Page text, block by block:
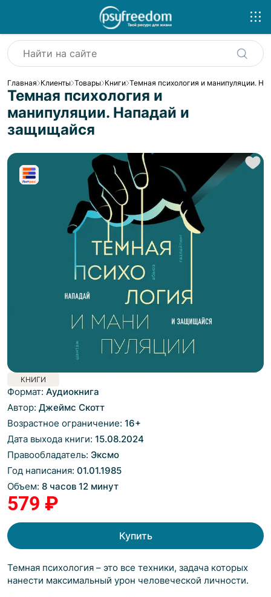
Главная Клиенты Товары Книги Темная психология и манипуляции.
Темная психология и
манипуляции. Нападай и
защищайся
КНИГИ
Формат: Аудиокнига
Автор: Джеймс Скотт
Возрастное ограничение: 16+
Дата выхода книги: 15.08.2024
Правообладатель: Эксмо
Год написания: 01.01.1985
Объем: 8 часов 12 минут
579 ₽
Купить
Темная психология – это все техники, задача которых
нанести максимальный урон человеческой личности.